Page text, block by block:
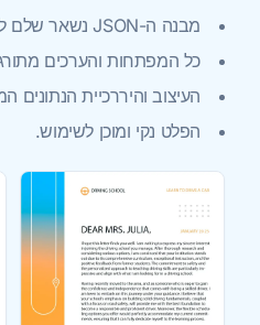
מבנה ה-JSON נשאר שלם לאחר התרגום.
כל המפתחות והערכים
העיצוב והיררכיית הנתונים
הפלט נקי ומוכן לשימוש.